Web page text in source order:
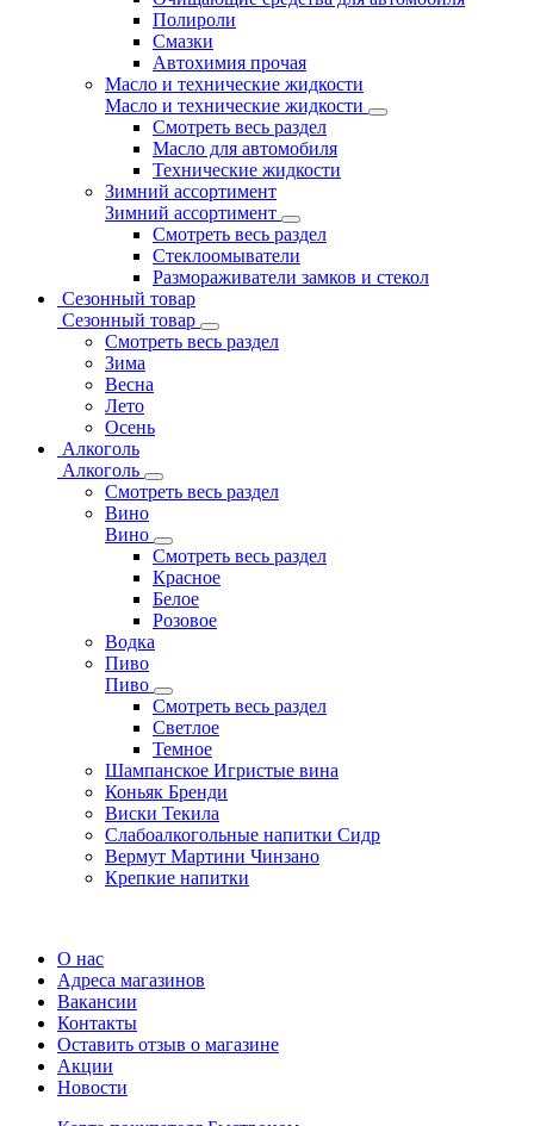
Полироли
Смазки
Автохимия прочая
Масло и технические жидкости
Масло и технические жидкости
Смотреть весь раздел
Масло для автомобиля
Технические жидкости
Зимний ассортимент
Зимний ассортимент
Смотреть весь раздел
Стеклоомыватели
Размораживатели замков и стекол
Сезонный товар
Сезонный товар
Смотреть весь раздел
Зима
Весна
Лето
Осень
Алкоголь
Алкоголь
Смотреть весь раздел
Вино
Вино
Смотреть весь раздел
Красное
Белое
Розовое
Водка
Пиво
Пиво
Смотреть весь раздел
Cветлое
Темное
Шампанское Игристые вина
Коньяк Бренди
Виски Текила
Слабоалкогольные напитки Сидр
Вермут Мартини Чинзано
Крепкие напитки
О нас
Адреса магазинов
Вакансии
Контакты
Оставить отзыв о магазине
Акции
Новости